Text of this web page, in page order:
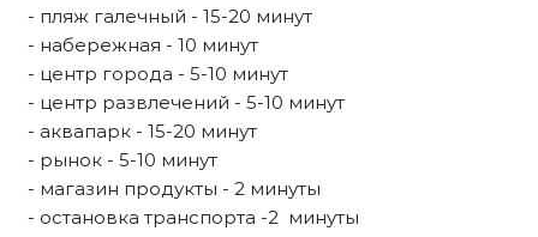
- пляж галечный - 15-20 минут
- набережная - 10 минут
- центр города - 5-10 минут
- центр развлечений - 5-10 минут
- аквапарк - 15-20 минут
- рынок - 5-10 минут
- магазин продукты - 2 минуты
- остановка транспорта -2 минуты